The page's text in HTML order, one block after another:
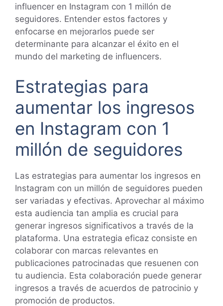
influencer en Instagram con 1 millón de
seguidores. Entender estos factores y
enfocarse en mejorarlos puede ser
determinante para alcanzar el éxito en el
mundo del marketing de influencers.
Estrategias para
aumentar los ingresos
en Instagram con 1
millón de seguidores
Las estrategias para aumentar los ingresos en
Instagram con un millón de seguidores pueden
ser variadas y efectivas. Aprovechar al máximo
esta audiencia tan amplia es crucial para
generar ingresos significativos a través de la
plataforma. Una estrategia eficaz consiste en
colaborar con marcas relevantes en
publicaciones patrocinadas que resuenen con
tu audiencia. Esta colaboración puede generar
ingresos a través de acuerdos de patrocinio y
promoción de productos.